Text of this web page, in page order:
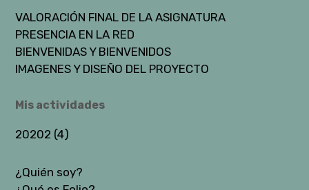
VALORACIÓN FINAL DE LA ASIGNATURA
PRESENCIA EN LA RED
BIENVENIDAS Y BIENVENIDOS
IMAGENES Y DISEÑO DEL PROYECTO
Mis actividades
20202 (4)
¿Quién soy?